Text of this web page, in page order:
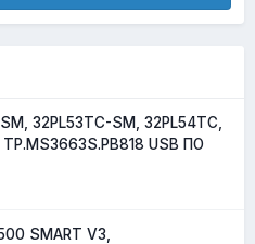
SM, 32PL53TC-SM, 32PL54TC,
USB ПО
SMART V3,